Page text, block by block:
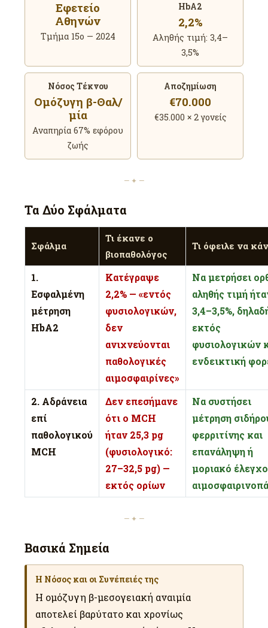
Εφετείο
Αθηνών
Τμήμα 15ο — 2024
HbA2
2,2%
Αληθής τιμή: 3,4–
3,5%
Νόσος Τέκνου
Ομόζυγη β-Θαλ/
μία
Αναπηρία 67% εφόρου
ζωής
Αποζημίωση
€70.000
€35.000 × 2 γονείς
— ✦ —
Τα Δύο Σφάλματα
Σφάλμα
Τι έκανε ο
βιοπαθολόγος
Τι όφειλε να
1.
Εσφαλμένη
μέτρηση
HbA2
Κατέγραψε
2,2% — «εντός
φυσιολογικών,
δεν
ανιχνεύονται
παθολογικές
αιμοσφαιρίνες»
Να μετρήσει
αληθής τιμή
3,4–3,5%,
εκτός
φυσιολογικών
ενδεικτική
2. Αδράνεια
επί
παθολογικού
MCH
Δεν επεσήμανε
ότι ο MCH
ήταν 25,3 pg
(φυσιολογικό:
27–32,5 pg) —
εκτός ορίων
Να συστήσει
μέτρηση
φερριτίνης και
επανάληψη ή
μοριακό
— ✦ —
Βασικά Σημεία
Η Νόσος και οι Συνέπειές της
Η ομόζυγη β-μεσογειακή αναιμία
αποτελεί βαρύτατο και χρονίως